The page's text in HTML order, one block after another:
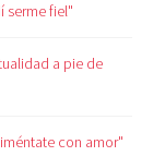
serme fiel"
a pie de
con amor"